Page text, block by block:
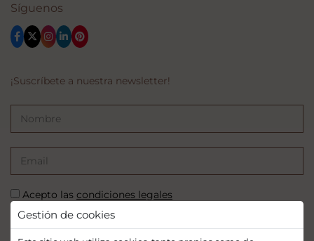
Gestión de cookies
Síguenos
¡Suscríbete a nuestra newsletter!
Acepto las condiciones legales